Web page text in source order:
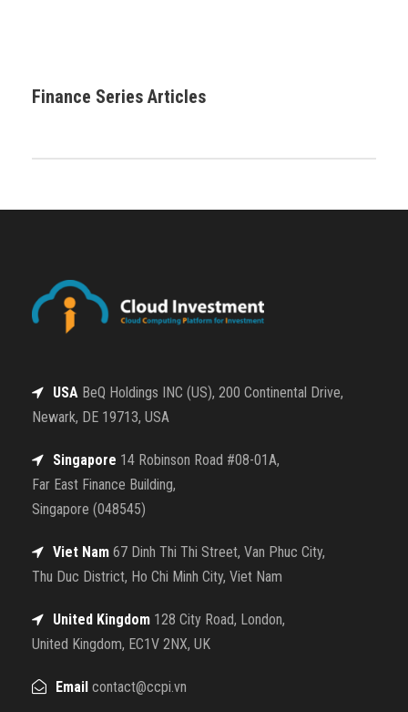
Finance Series Articles
USA BeQ Holdings INC (US), 200 Continental Drive,
Newark, DE 19713, USA
Singapore 14 Robinson Road #08-01A,
Far East Finance Building,
Singapore (048545)
Viet Nam 67 Dinh Thi Thi Street, Van Phuc City,
Thu Duc District, Ho Chi Minh City, Viet Nam
United Kingdom 128 City Road, London,
United Kingdom, EC1V 2NX, UK
Email contact@ccpi.vn